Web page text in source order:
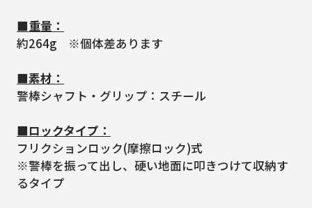
■重量：
約264g ※個体差あります
■素材：
警棒シャフト・グリップ：スチール
■ロックタイプ：
フリクションロック(摩擦ロック)式
※警棒を振って出し、硬い地面に叩きつけて収納す
るタイプ